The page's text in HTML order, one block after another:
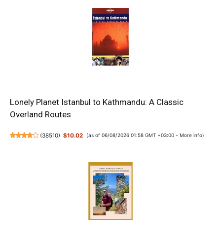
Lonely Planet Istanbul to Kathmandu: A Classic
Overland Routes
(38510) $10.02 (as of 06/08/2026 01:58 GMT +03:00 - More info)